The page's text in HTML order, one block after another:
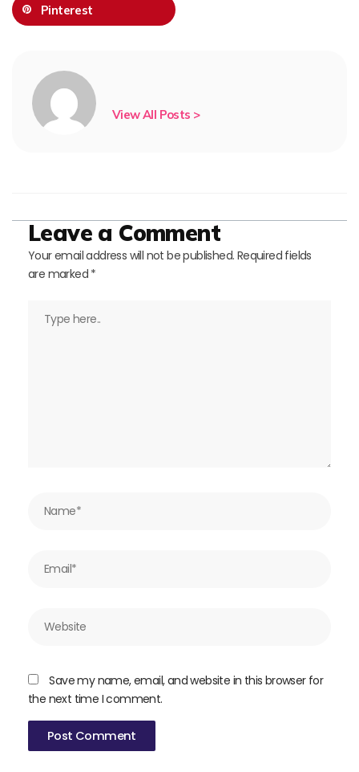
Pinterest
View All Posts >
Leave a Comment
Your email address will not be published. Required fields
are marked *
here..
Save my name, email, and website in this browser for
the next time I comment.